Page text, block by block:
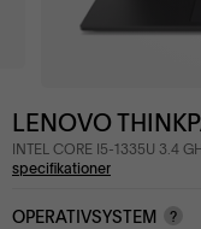
LENOVO
INTEL CORE I5-1335U 3.4
specifikationer
OPERATIVSYSTEM ?